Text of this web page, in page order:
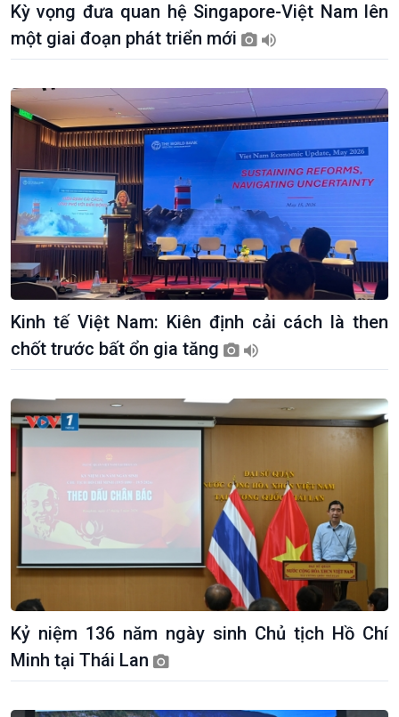
Giới thiệu
Thời sự
Thời sự 6h
Thời sự 18h
Thời sự 21h30
Chuyên mục
Theo dòng Thời sự
Kỳ vọng đưa quan hệ Singapore-Việt Nam lên
một giai đoạn phát triển mới
Kinh tế Việt Nam: Kiên định cải cách là then
chốt trước bất ổn gia tăng
Kỷ niệm 136 năm ngày sinh Chủ tịch Hồ Chí
Minh tại Thái Lan